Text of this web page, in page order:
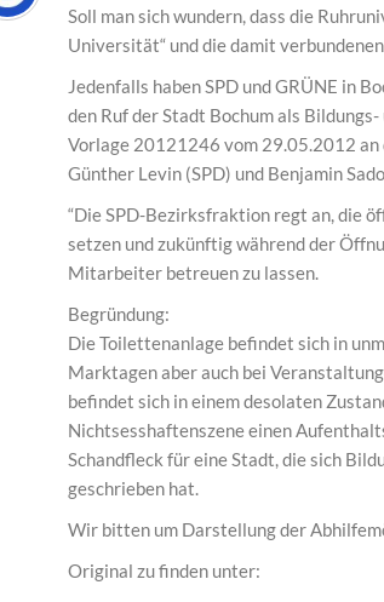
Soll man sich wundern, dass die
Universität“ und die damit
Jedenfalls haben SPD und GRÜNE in
den Ruf der Stadt Bochum als
Vorlage 20121246 vom 29.05.2012
Günther Levin (SPD) und Benjamin
“Die SPD-Bezirksfraktion regt an, die
setzen und zukünftig während der
Mitarbeiter betreuen zu lassen.
Begründung:
Die Toilettenanlage befindet sich in
Marktagen aber auch bei
befindet sich in einem desolaten
Nichtsesshaftenszene einen
Schandfleck für eine Stadt, die sich
geschrieben hat.
Wir bitten um Darstellung der
Original zu finden unter: